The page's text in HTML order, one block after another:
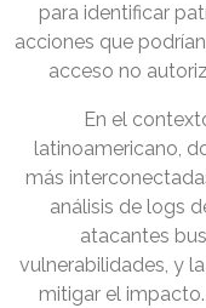
para identificar
acciones que
acceso no
En el
latinoamericano,
más
análisis de logs
atacantes
vulnerabilidades, y
mitigar el